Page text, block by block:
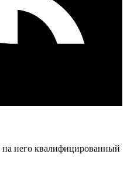
на него квалифицированный